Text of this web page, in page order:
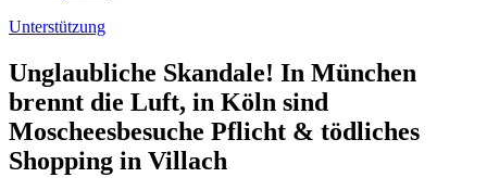
Unterstützung
Unglaubliche Skandale! In München
brennt die Luft, in Köln sind
Moscheesbesuche Pflicht & tödliches
Shopping in Villach